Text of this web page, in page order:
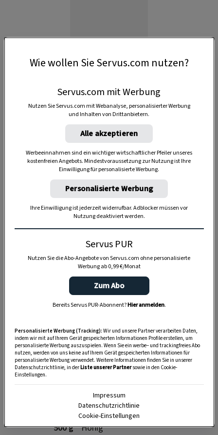
Anzeige
Zutaten
Kristallzucker
500 g
Honig
Wie wollen Sie Servus.com nutzen?
Servus.com mit Werbung
Nutzen Sie Servus.com mit Webanalyse, personalisierter Werbung
und Inhalten von Drittanbietern.
Alle akzeptieren
Werbeeinnahmen sind ein wichtiger wirtschaftlicher Pfeiler unseres
kostenfreien Angebots. Mindestvoraussetzung zur Nutzung ist Ihre
Einwilligung für personalisierte Werbung.
Personalisierte Werbung
Ihre Einwilligung ist jederzeit widerrufbar. Adblocker müssen vor
Nutzung deaktiviert werden.
Servus PUR
Nutzen Sie die Abo-Angebote von Servus.com ohne personalisierte
Werbung ab 0,99 €/Monat
Zum Abo
Bereits Servus PUR-Abonnent?Hier anmelden.
Personalisierte Werbung (Tracking): Wir und unsere Partner verarbeiten Daten,
indem wir mit auf Ihrem Gerät gespeicherten Informationen Profile erstellen, um
personalisierte Werbung auszuspielen. Wenn Sie ein werbe– und trackingfreies Abo
nutzen, werden von uns keine auf Ihrem Gerät gespeicherten Informationen für
personalisierte Werbung verwendet. Weitere Informationen finden Sie in unserer
Datenschutzrichtlinie, in derListe unserer Partnersowie in den Cookie-
Einstellungen.
Impressum
Datenschutzrichtlinie
Cookie-Einstellungen